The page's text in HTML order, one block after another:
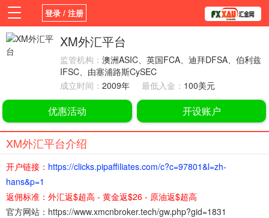
登录 / 注册
首页 新闻 观点
指标EA 书籍 视频
XM外汇平台
监管机构： 澳洲ASIC、英国FCA、迪拜DFSA、伯利兹
IFSC、由塞浦路斯CySEC
成立时间： 2009年 最低入金： 100美元
优惠活动 开设账户
XM外汇平台介绍
开户链接： https://clicks.pipaffiliates.com/c?c=97801&l=zh-
hans&p=1
返佣标准：外汇返$超高 - 黄金返$26 - 原油返$超高
官方网站： https://www.xmcnbroker.tech/gw.php?gid=1831